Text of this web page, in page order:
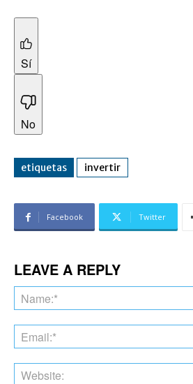
Sí
No
etiquetas invertir
Facebook Twitter
LEAVE A REPLY